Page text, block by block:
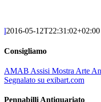
l2016-05-12T22:31:02+02:00
Consigliamo
AMAB Assisi Mostra Arte
Segnalato su exibart.com
Pennabilli Antiquariato